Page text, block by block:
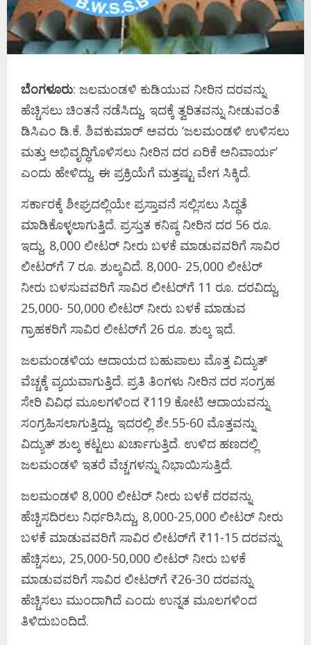
ಬೆಂಗಳೂರು: ಜಲಮಂಡಳಿ ಕುಡಿಯುವ ನೀರಿನ ದರವನ್ನು
ಹೆಚ್ಚಿಸಲು ಚಿಂತನೆ ನಡೆಸಿದ್ದು, ಇದಕ್ಕೆ ತ್ವರಿತವನ್ನು ನೀಡುವಂತೆ
ಡಿಸಿಎಂ ಡಿ.ಕೆ. ಶಿವಕುಮಾರ್ ಅವರು ‘ಜಲಮಂಡಳಿ ಉಳಿಸಲು
ಮತ್ತು ಅಭಿವೃದ್ಧಿಗೊಳಿಸಲು ನೀರಿನ ದರ ಏರಿಕೆ ಅನಿವಾರ್ಯ’
ಎಂದು ಹೇಳಿದ್ದು, ಈ ಪ್ರಕ್ರಿಯೆಗೆ ಮತ್ತಷ್ಟು ವೇಗ ಸಿಕ್ಕಿದೆ.
ಸರ್ಕಾರಕ್ಕೆ ಶೀಘ್ರದಲ್ಲಿಯೇ ಪ್ರಸ್ತಾವನೆ ಸಲ್ಲಿಸಲು ಸಿದ್ಧತೆ
ಮಾಡಿಕೊಳ್ಳಲಾಗುತ್ತಿದೆ. ಪ್ರಸ್ತುತ ಕನಿಷ್ಠ ನೀರಿನ ದರ 56 ರೂ.
ಇದ್ದು, 8,000 ಲೀಟರ್‌ ನೀರು ಬಳಕೆ ಮಾಡುವವರಿಗೆ ಸಾವಿರ
ಲೀಟರ್‌ಗೆ 7 ರೂ. ಶುಲ್ಕವಿದೆ. 8,000- 25,000 ಲೀಟರ್‌
ನೀರು ಬಳಸುವವರಿಗೆ ಸಾವಿರ ಲೀಟರ್‌ಗೆ 11 ರೂ. ದರವಿದ್ದು,
25,000- 50,000 ಲೀಟರ್‌ ನೀರು ಬಳಕೆ ಮಾಡುವ
ಗ್ರಾಹಕರಿಗೆ ಸಾವಿರ ಲೀಟರ್‌ಗೆ 26 ರೂ. ಶುಲ್ಕ ಇದೆ.
ಜಲಮಂಡಳಿಯ ಆದಾಯದ ಬಹುಪಾಲು ಮೊತ್ತ ವಿದ್ಯುತ್
ವೆಚ್ಚಕ್ಕೆ ವ್ಯಯವಾಗುತ್ತಿದೆ. ಪ್ರತಿ ತಿಂಗಳು ನೀರಿನ ದರ ಸಂಗ್ರಹ
ಸೇರಿ ವಿವಿಧ ಮೂಲಗಳಿಂದ ₹119 ಕೋಟಿ ಆದಾಯವನ್ನು
ಸಂಗ್ರಹಿಸಲಾಗುತ್ತಿದ್ದು, ಇದರಲ್ಲಿ ಶೇ.55-60 ಮೊತ್ತವನ್ನು
ವಿದ್ಯುತ್ ಶುಲ್ಕ ಕಟ್ಟಲು ಖರ್ಚಾಗುತ್ತಿದೆ. ಉಳಿದ ಹಣದಲ್ಲಿ
ಜಲಮಂಡಳಿ ಇತರೆ ವೆಚ್ಚಗಳನ್ನು ನಿಭಾಯಿಸುತ್ತಿದೆ.
ಜಲಮಂಡಳಿ 8,000 ಲೀಟರ್‌ ನೀರು ಬಳಕೆ ದರವನ್ನು
ಹೆಚ್ಚಿಸದಿರಲು ನಿರ್ಧರಿಸಿದ್ದು, 8,000-25,000 ಲೀಟರ್‌ ನೀರು
ಬಳಕೆ ಮಾಡುವವರಿಗೆ ಸಾವಿರ ಲೀಟರ್‌ಗೆ ₹11-15 ದರವನ್ನು
ಹೆಚ್ಚಿಸಲು, 25,000-50,000 ಲೀಟರ್‌ ನೀರು ಬಳಕೆ
ಮಾಡುವವರಿಗೆ ಸಾವಿರ ಲೀಟರ್‌ಗೆ ₹26-30 ದರವನ್ನು
ಹೆಚ್ಚಿಸಲು ಮುಂದಾಗಿದೆ ಎಂದು ಉನ್ನತ ಮೂಲಗಳಿಂದ
ತಿಳಿದುಬಂದಿದೆ.